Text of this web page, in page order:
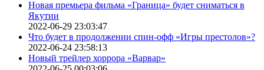
Новая премьера фильма «Граница» будет сниматься в
Якутии
2022-06-29 23:03:47
Что будет в продолжении спин-офф «Игры престолов»?
2022-06-24 23:58:13
Новый трейлер хоррора «Варвар»